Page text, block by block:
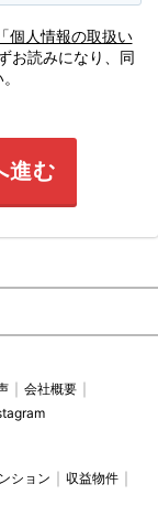
「個人情報の取扱い
お読みになり、同
進む
会社概要
ション
収益物件